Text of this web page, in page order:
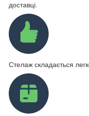
доставці.
Стелаж складається